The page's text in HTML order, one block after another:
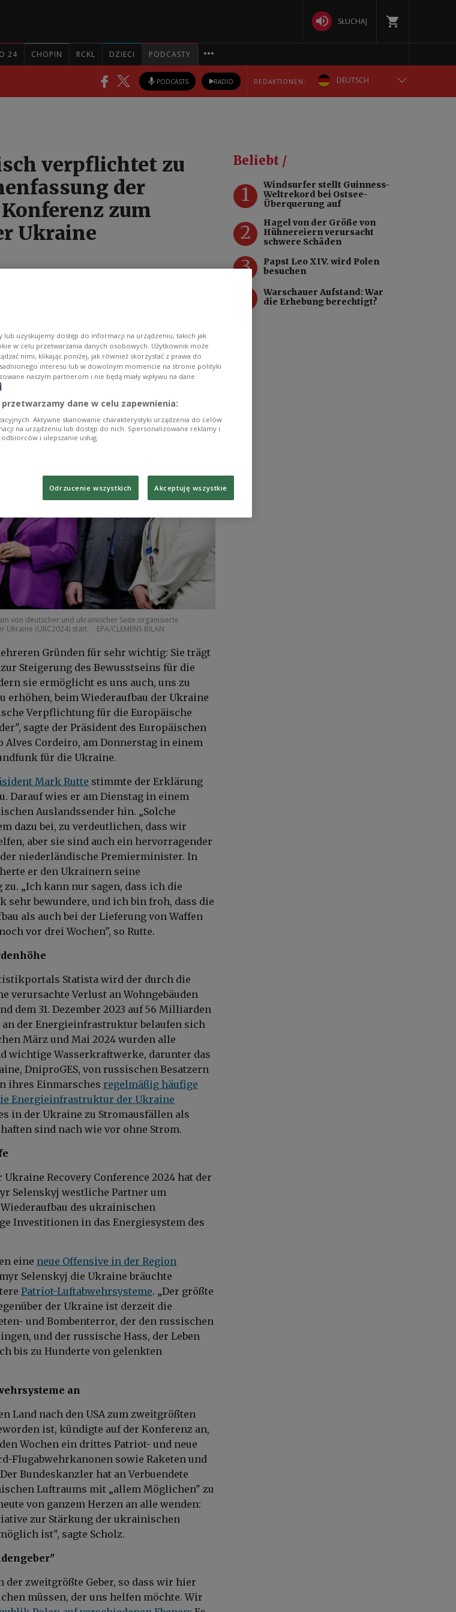
SŁUCHAJ
24 CHOPIN RCKL DZIECI PODCASTY
PODCASTS RADIO REDAKTIONEN: DEUTSCH
БЕЛАРУСКАЯ
УКРАЇНСЬКА
verpflichtet zu
der
zum
Ukraine
Konferenz zum Wiederaufbau der
ukrainische Regierungschef
dringend mindestens sieben
zum Schutz ihres Luftraums
von deutscher und ukrainischer Seite organisierte
(URC2024) statt.
EPA/CLEMENS BILAN
Gründen für sehr wichtig: Sie trägt
Steigerung des Bewusstseins für die
sie ermöglicht es uns auch, uns zu
erhöhen, beim Wiederaufbau der Ukraine
Verpflichtung für die Europäische
sagte der Präsident des Europäischen
Alves Cordeiro, am Donnerstag in einem
für die Ukraine.
Mark Rutte stimmte der Erklärung
Darauf wies er am Dienstag in einem
Auslandssender hin. „Solche
dazu bei, zu verdeutlichen, dass wir
aber sie sind auch ein hervorragender
niederländische Premierminister. In
er den Ukrainern seine
„Ich kann nur sagen, dass ich die
sehr bewundere, und ich bin froh, dass die
als auch bei der Lieferung von Waffen
vor drei Wochen", so Rutte.
Statista wird der durch die
verursachte Verlust an Wohngebäuden
dem 31. Dezember 2023 auf 56 Milliarden
an der Energieinfrastruktur belaufen sich
März und Mai 2024 wurden alle
wichtige Wasserkraftwerke, darunter das
DniproGES, von russischen Besatzern
ihres Einmarsches regelmäßig häufige
Energieinfrastruktur der Ukraine
in der Ukraine zu Stromausfällen als
sind nach wie vor ohne Strom.
Recovery Conference 2024 hat der
Selenskyj westliche Partner um
des ukrainischen
Investitionen in das Energiesystem des
eine neue Offensive in der Region
Selenskyj die Ukraine bräuchte
Patriot-Luftabwehrsysteme. „Der größte
der Ukraine ist derzeit die
und Bombenterror, der den russischen
und der russische Hass, der Leben
bis zu Hunderte von gelenkten
an
Land nach den USA zum zweitgrößten
ist, kündigte auf der Konferenz an,
Wochen ein drittes Patriot- und neue
Flugabwehrkanonen sowie Raketen und
Bundeskanzler hat an Verbuendete
Luftraums mit „allem Möglichen" zu
von ganzem Herzen an alle wenden:
zur Stärkung der ukrainischen
ist", sagte Scholz.
der zweitgrößte Geber, so dass wir hier
müssen, der uns helfen möchte. Wir
Beliebt /
1
Windsurfer stellt Guinness-
Weltrekord bei Ostsee-
Überquerung auf
2
Hagel von der Größe von
Hühnereiern verursacht
schwere Schäden
3
Papst Leo XIV. wird Polen
besuchen
Warschauer Aufstand: War
die Erhebung berechtigt?
uzyskujemy dostęp do informacji na urządzeniu, takich jak
w celu przetwarzania danych osobowych. Użytkownik może
nimi, klikając poniżej, jak również skorzystać z prawa do
interesu lub w dowolnym momencie na stronie polityki
naszym partnerom i nie będą miały wpływu na dane
dane w celu zapewnienia:
Aktywne skanowanie charakterystyki urządzenia do celów
na urządzeniu lub dostęp do nich. Spersonalizowane reklamy i
i ulepszanie usług.
Odrzucenie wszystkich Akceptuję wszystkie